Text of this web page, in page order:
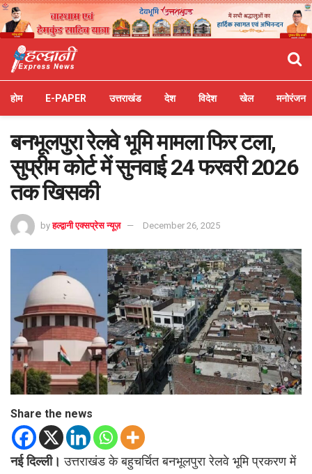
होम E-PAPER उत्तराखंड देश विदेश खेल मनोरंजन
बनभूलपुरा रेलवे भूमि मामला फिर टला,
सुप्रीम कोर्ट में सुनवाई 24 फरवरी 2026
तक खिसकी
by हल्द्वानी एक्सप्रेस न्यूज़ December 26, 2025
Share the news
नई दिल्ली। उत्तराखंड के बहुचर्चित बनभूलपुरा रेलवे भूमि प्रकरण में